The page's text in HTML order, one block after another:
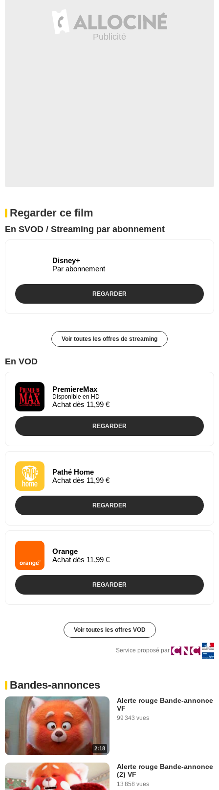
Regarder ce film
En SVOD / Streaming par abonnement
Disney+
Par abonnement
REGARDER
Voir toutes les offres de streaming
En VOD
PremiereMax
Disponible en HD
Achat dès 11,99 €
REGARDER
Pathé Home
Achat dès 11,99 €
REGARDER
Orange
Achat dès 11,99 €
REGARDER
Voir toutes les offres VOD
Service proposé par
Bandes-annonces
2:18
Alerte rouge Bande-annonce
VF
99 343 vues
Alerte rouge Bande-annonce
(2) VF
13 858 vues